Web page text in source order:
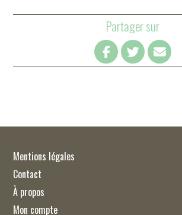
Partager sur
Mentions légales
Contact
À propos
Mon compte